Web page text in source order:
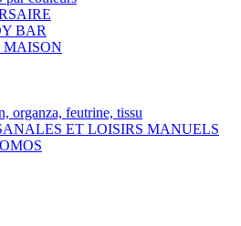
BAR
organza, feutrine, tissu
ET LOISIRS MANUELS